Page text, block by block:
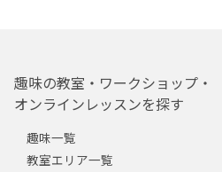
趣味の教室・ワークショップ・
オンラインレッスンを探す
趣味一覧
教室エリア一覧